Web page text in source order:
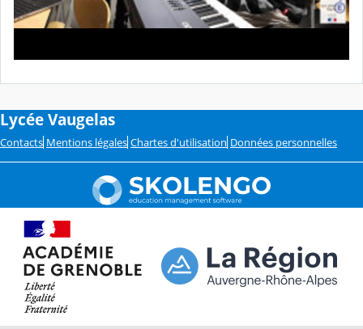
Lycée Vaugelas
Contacts Mentions légales Chartes d'utilisation Données personnelles